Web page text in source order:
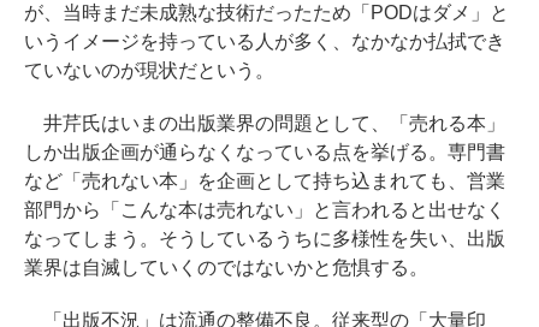
が、当時まだ未成熟な技術だったため「PODはダメ」と
いうイメージを持っている人が多く、なかなか払拭でき
ていないのが現状だという。
井芹氏はいまの出版業界の問題として、「売れる本」
しか出版企画が通らなくなっている点を挙げる。専門書
など「売れない本」を企画として持ち込まれても、営業
部門から「こんな本は売れない」と言われると出せなく
なってしまう。そうしているうちに多様性を失い、出版
業界は自滅していくのではないかと危惧する。
「出版不況」は流通の整備不良。従来型の「大量印